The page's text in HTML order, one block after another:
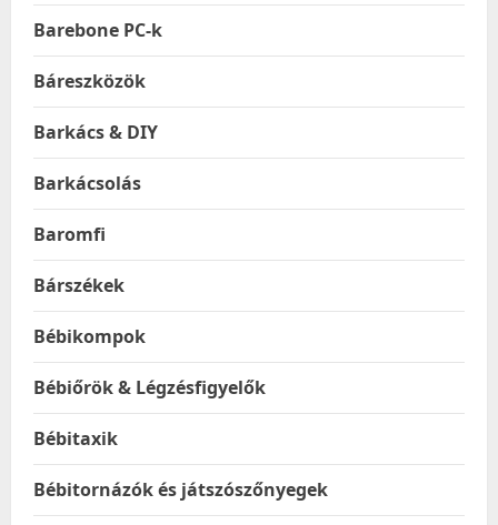
Barebone PC-k
Báreszközök
Barkács & DIY
Barkácsolás
Baromfi
Bárszékek
Bébikompok
Bébiőrök & Légzésfigyelők
Bébitaxik
Bébitornázók és játszószőnyegek